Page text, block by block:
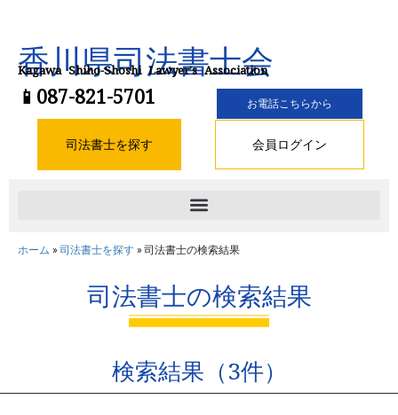
香川県司法書士会
Kagawa Shiho-Shoshi Lawyer’s Association
📱087-821-5701 お電話こちらから
司法書士を探す 会員ログイン
ホーム » 司法書士を探す » 司法書士の検索結果
司法書士の検索結果
検索結果（3件）